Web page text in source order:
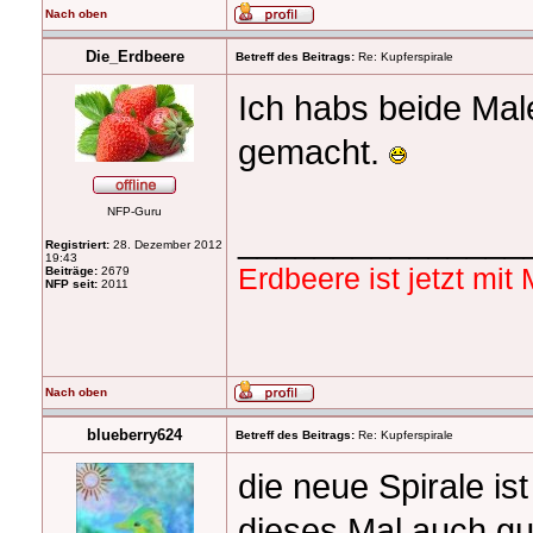
Nach oben
Die_Erdbeere Betreff des Beitrags: Re: Kupferspirale
NFP-Guru
Registriert: 28. Dezember 2012
19:43
Beiträge: 2679
NFP seit: 2011
Ich habs beide
gemacht.
Erdbeere ist jetzt mit
Nach oben
blueberry624 Betreff des Beitrags: Re: Kupferspirale
die neue Spirale